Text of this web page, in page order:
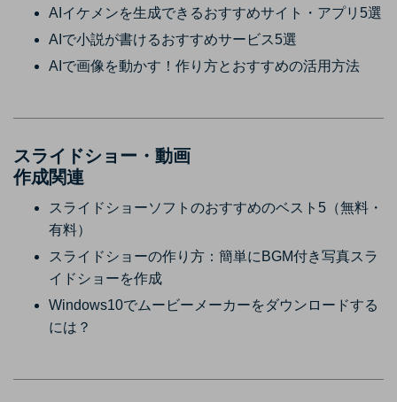
AIイケメンを生成できるおすすめサイト・アプリ5選
AIで小説が書けるおすすめサービス5選
AIで画像を動かす！作り方とおすすめの活用方法
スライドショー・動画
作成関連
スライドショーソフトのおすすめのベスト5（無料・
有料）
スライドショーの作り方：簡単にBGM付き写真スラ
イドショーを作成
Windows10でムービーメーカーをダウンロードする
には？